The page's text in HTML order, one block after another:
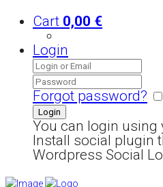
Cart 0,00 €
Login
Forgot password?
You can login
Install social plugin
Wordpress Social